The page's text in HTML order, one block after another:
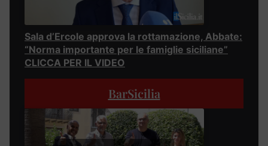
Sala d’Ercole approva la rottamazione, Abbate:
“Norma importante per le famiglie siciliane”
CLICCA PER IL VIDEO
BarSicilia